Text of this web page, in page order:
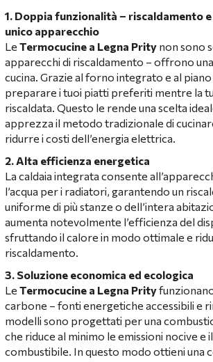
1. Doppia funzionalità – riscaldamento e
unico apparecchio
Le Termocucine a Legna Prity non sono
apparecchi di riscaldamento – offrono
cucina. Grazie al forno integrato e al
preparare i tuoi piatti preferiti mentre la
riscaldata. Questo le rende una scelta
apprezza il metodo tradizionale di
ridurre i costi dell’energia elettrica.
2. Alta efficienza energetica
La caldaia integrata consente
l’acqua per i radiatori, garantendo un
uniforme di più stanze o dell’intera
aumenta notevolmente l’efficienza del
sfruttando il calore in modo ottimale e
riscaldamento.
3. Soluzione economica ed ecologica
Le Termocucine a Legna Prity
carbone – fonti energetiche accessibili e
modelli sono progettati per una
che riduce al minimo le emissioni nocive e
combustibile. In questo modo ottieni una